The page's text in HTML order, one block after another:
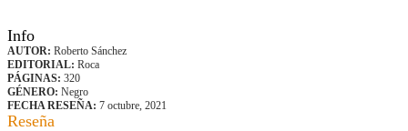
Info
AUTOR: Roberto Sánchez
EDITORIAL: Roca
PÁGINAS: 320
GÉNERO: Negro
FECHA RESEÑA: 7 octubre, 2021
Reseña